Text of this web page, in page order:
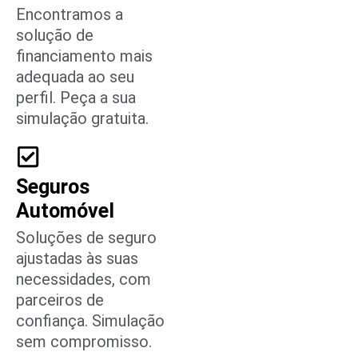
Encontramos a
solução de
financiamento mais
adequada ao seu
perfil. Peça a sua
simulação gratuita.
Seguros
Automóvel
Soluções de seguro
ajustadas às suas
necessidades, com
parceiros de
confiança. Simulação
sem compromisso.